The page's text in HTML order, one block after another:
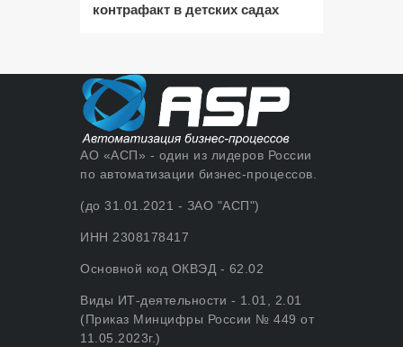
контрафакт в детских садах
АО «АСП» - один из лидеров России
по автоматизации бизнес-процессов.
(до 31.01.2021 - ЗАО "АСП")
ИНН 2308178417
Основной код ОКВЭД - 62.02
Виды ИТ-деятельности - 1.01, 2.01
(Приказ Минцифры России № 449 от
11.05.2023г.)